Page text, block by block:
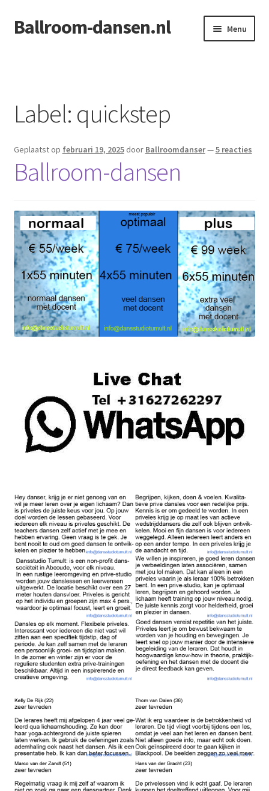
Ga
door
Ga
naar
Ballroom-dansen.nl Menu
Label: quickstep
Geplaatst op februari 19, 2025 door Ballroomdanser—5 reacties
Ballroom-dansen